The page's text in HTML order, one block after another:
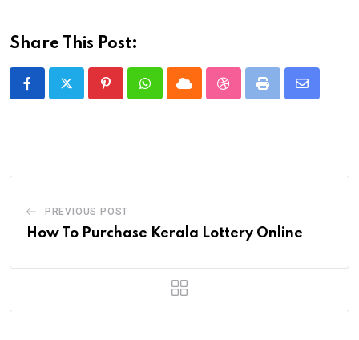
Share This Post:
PinterestWhatsappCloud StumbleUpon
Print
Share
PREVIOUS POST
How To Purchase Kerala Lottery Online